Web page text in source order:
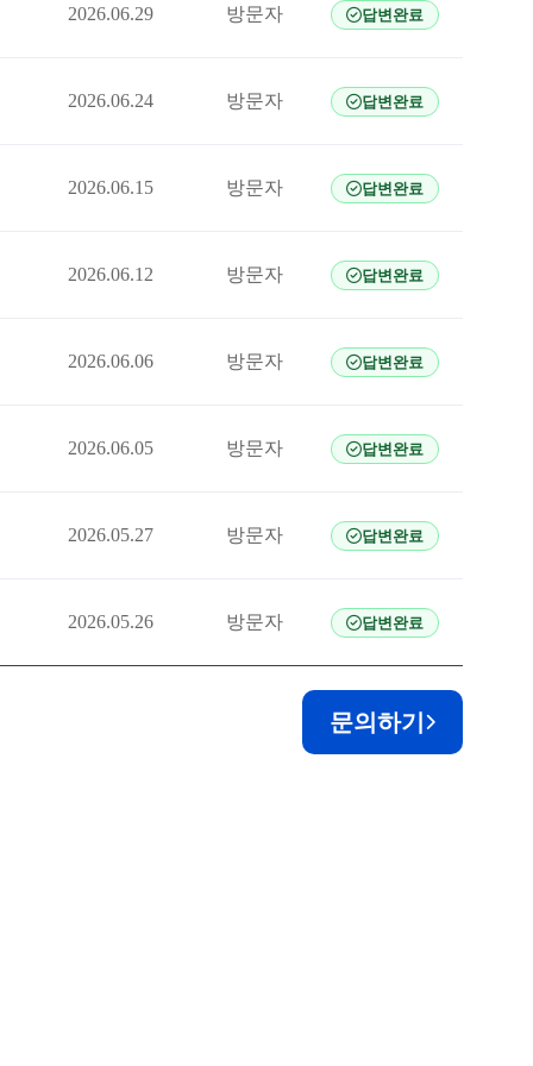
2026.06.29 방문자 답변완료
2026.06.24 방문자 답변완료
2026.06.15 방문자 답변완료
2026.06.12 방문자 답변완료
2026.06.06 방문자 답변완료
2026.06.05 방문자 답변완료
2026.05.27 방문자 답변완료
2026.05.26 방문자 답변완료
문의하기